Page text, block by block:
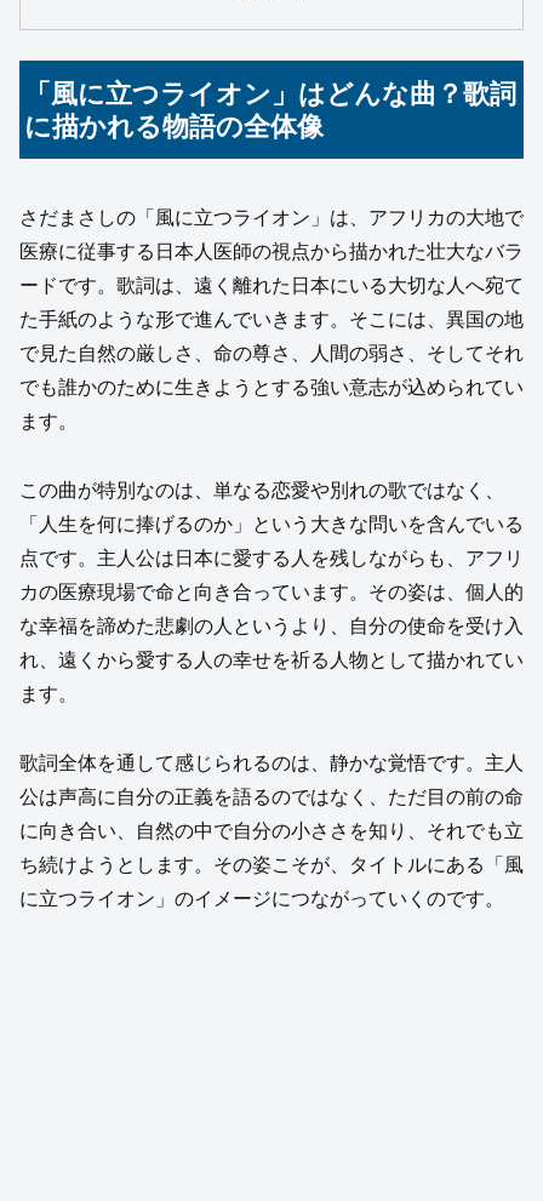
「風に立つライオン」はどんな曲？歌詞
に描かれる物語の全体像
さだまさしの「風に立つライオン」は、アフリカの大地で
医療に従事する日本人医師の視点から描かれた壮大なバラ
ードです。歌詞は、遠く離れた日本にいる大切な人へ宛て
た手紙のような形で進んでいきます。そこには、異国の地
で見た自然の厳しさ、命の尊さ、人間の弱さ、そしてそれ
でも誰かのために生きようとする強い意志が込められてい
ます。
この曲が特別なのは、単なる恋愛や別れの歌ではなく、
「人生を何に捧げるのか」という大きな問いを含んでいる
点です。主人公は日本に愛する人を残しながらも、アフリ
カの医療現場で命と向き合っています。その姿は、個人的
な幸福を諦めた悲劇の人というより、自分の使命を受け入
れ、遠くから愛する人の幸せを祈る人物として描かれてい
ます。
歌詞全体を通して感じられるのは、静かな覚悟です。主人
公は声高に自分の正義を語るのではなく、ただ目の前の命
に向き合い、自然の中で自分の小ささを知り、それでも立
ち続けようとします。その姿こそが、タイトルにある「風
に立つライオン」のイメージにつながっていくのです。